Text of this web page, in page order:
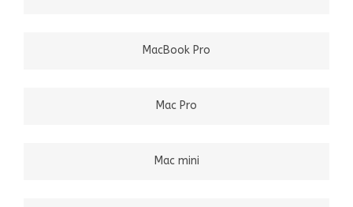
MacBook Pro
Mac Pro
Mac mini